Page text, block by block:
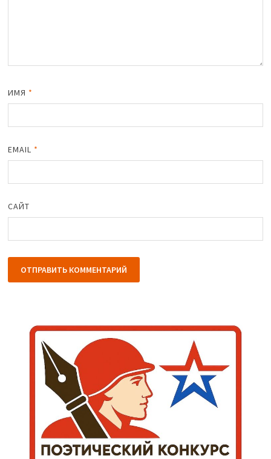
ИМЯ *
EMAIL *
САЙТ